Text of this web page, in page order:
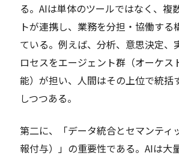
る。AIは単体のツールではなく、複
トが連携し、業務を分担・協働する
ている。例えば、分析、意思決定、
ロセスをエージェント群（オーケス
能）が担い、人間はその上位で統括
しつつある。
第二に、「データ統合とセマンティ
報付与）」の重要性である。AIは大